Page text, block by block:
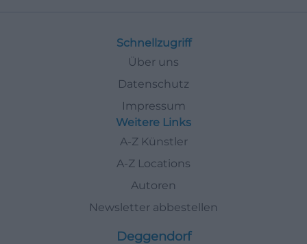
Schnellzugriff
Über uns
Datenschutz
Impressum
Weitere Links
A-Z Künstler
A-Z Locations
Autoren
Newsletter abbestellen
Deggendorf